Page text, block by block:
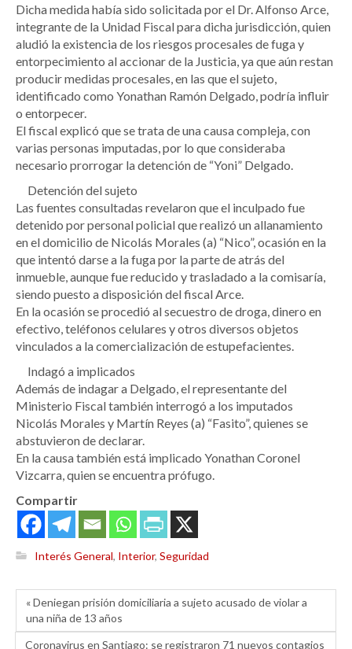
Dicha medida había sido solicitada por el Dr. Alfonso Arce,
integrante de la Unidad Fiscal para dicha jurisdicción, quien
aludió la existencia de los riesgos procesales de fuga y
entorpecimiento al accionar de la Justicia, ya que aún restan
producir medidas procesales, en las que el sujeto,
identificado como Yonathan Ramón Delgado, podría influir
o entorpecer.
El fiscal explicó que se trata de una causa compleja, con
varias personas imputadas, por lo que consideraba
necesario prorrogar la detención de “Yoni” Delgado.
Detención del sujeto
Las fuentes consultadas revelaron que el inculpado fue
detenido por personal policial que realizó un allanamiento
en el domicilio de Nicolás Morales (a) “Nico”, ocasión en la
que intentó darse a la fuga por la parte de atrás del
inmueble, aunque fue reducido y trasladado a la comisaría,
siendo puesto a disposición del fiscal Arce.
En la ocasión se procedió al secuestro de droga, dinero en
efectivo, teléfonos celulares y otros diversos objetos
vinculados a la comercialización de estupefacientes.
Indagó a implicados
Además de indagar a Delgado, el representante del
Ministerio Fiscal también interrogó a los imputados
Nicolás Morales y Martín Reyes (a) “Fasito”, quienes se
abstuvieron de declarar.
En la causa también está implicado Yonathan Coronel
Vizcarra, quien se encuentra prófugo.
Compartir
Interés General, Interior, Seguridad
« Deniegan prisión domiciliaria a sujeto acusado de violar a
una niña de 13 años
Coronavirus en Santiago: se registraron 71 nuevos contagios